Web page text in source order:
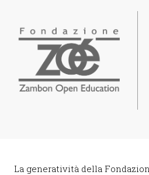
La generatività della